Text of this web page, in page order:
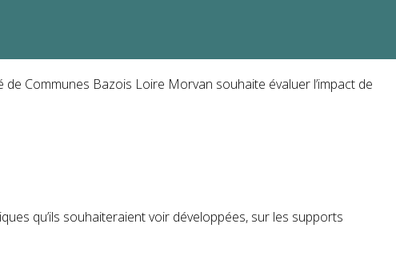
Communes Bazois Loire Morvan souhaite évaluer l’impact de
qu’ils souhaiteraient voir développées, sur les supports